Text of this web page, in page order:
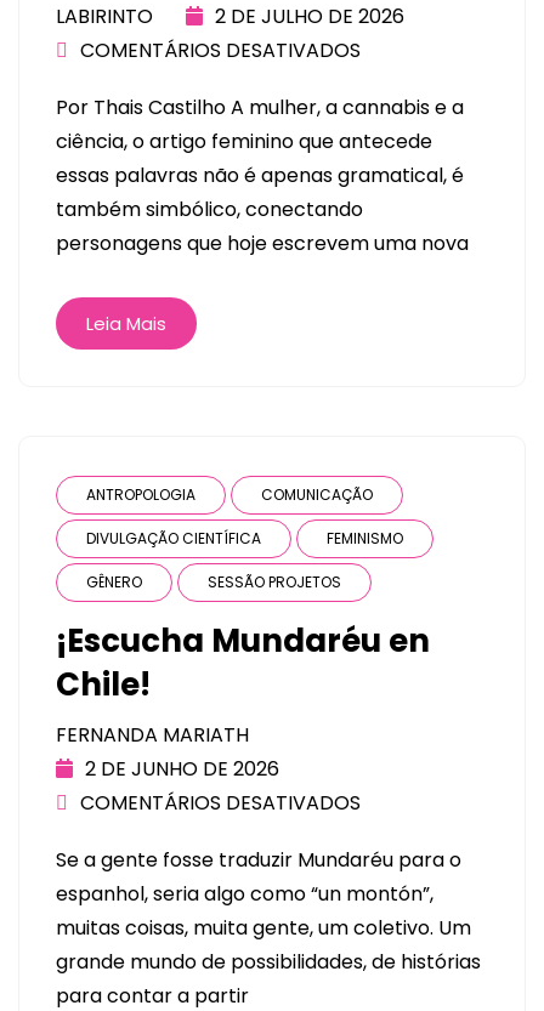
LABIRINTO
2 DE JULHO DE 2026
COMENTÁRIOS DESATIVADOS
Por Thais Castilho A mulher, a cannabis e a
ciência, o artigo feminino que antecede
essas palavras não é apenas gramatical, é
também simbólico, conectando
personagens que hoje escrevem uma nova
Leia Mais
ANTROPOLOGIA COMUNICAÇÃO
DIVULGAÇÃO CIENTÍFICA FEMINISMO
GÊNERO SESSÃO PROJETOS
¡Escucha Mundaréu en
Chile!
FERNANDA MARIATH
2 DE JUNHO DE 2026
COMENTÁRIOS DESATIVADOS
Se a gente fosse traduzir Mundaréu para o
espanhol, seria algo como “un montón”,
muitas coisas, muita gente, um coletivo. Um
grande mundo de possibilidades, de histórias
para contar a partir